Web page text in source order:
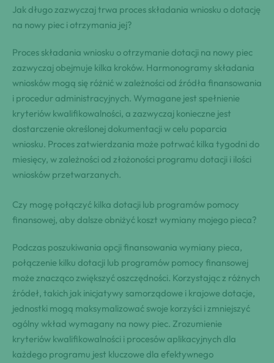
Jak długo zazwyczaj trwa proces składania wniosku o dotację
na nowy piec i otrzymania jej?
Proces składania wniosku o otrzymanie dotacji na nowy piec
zazwyczaj obejmuje kilka kroków. Harmonogramy składania
wniosków mogą się różnić w zależności od źródła finansowania
i procedur administracyjnych. Wymagane jest spełnienie
kryteriów kwalifikowalności, a zazwyczaj konieczne jest
dostarczenie określonej dokumentacji w celu poparcia
wniosku. Proces zatwierdzania może potrwać kilka tygodni do
miesięcy, w zależności od złożoności programu dotacji i ilości
wniosków przetwarzanych.
Czy mogę połączyć kilka dotacji lub programów pomocy
finansowej, aby dalsze obniżyć koszt wymiany mojego pieca?
Podczas poszukiwania opcji finansowania wymiany pieca,
połączenie kilku dotacji lub programów pomocy finansowej
może znacząco zwiększyć oszczędności. Korzystając z różnych
źródeł, takich jak inicjatywy samorządowe i krajowe dotacje,
jednostki mogą maksymalizować swoje korzyści i zmniejszyć
ogólny wkład wymagany na nowy piec. Zrozumienie
kryteriów kwalifikowalności i procesów aplikacyjnych dla
każdego programu jest kluczowe dla efektywnego